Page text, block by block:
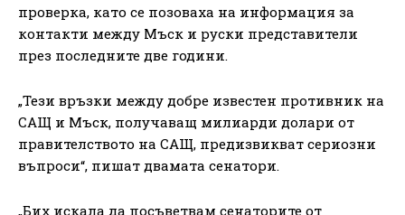
проверка, като се позоваха на информация за
контакти между Мъск и руски представители
през последните две години.
„Тези връзки между добре известен противник на
САЩ и Мъск, получаващ милиарди долари от
правителството на САЩ, предизвикват сериозни
въпроси“, пишат двамата сенатори.
„Бих искала да посъветвам сенаторите от